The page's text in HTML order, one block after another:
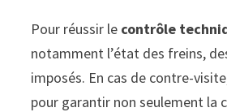
Pour réussir le contrôle
notamment l’état des freins,
imposés. En cas de contre-
pour garantir non seulement la